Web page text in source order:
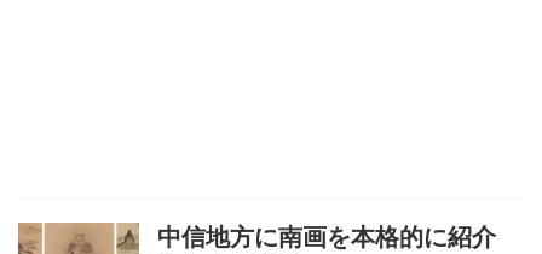
中信地方に南画を本格的に紹介